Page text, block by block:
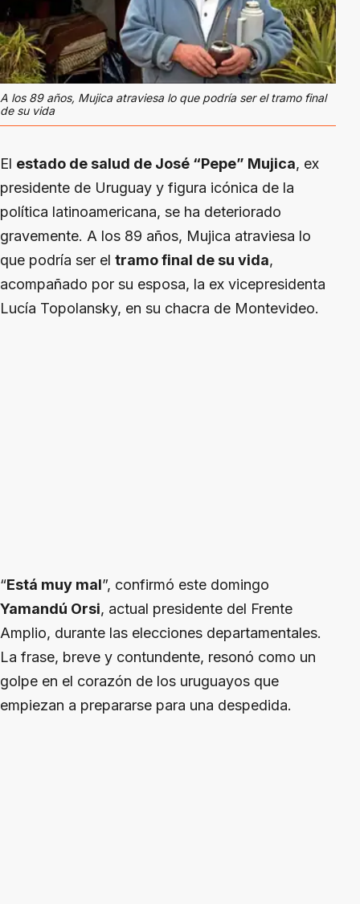
A los 89 años, Mujica atraviesa lo que podría ser el tramo final
de su vida
El estado de salud de José “Pepe” Mujica, ex
presidente de Uruguay y figura icónica de la
política latinoamericana, se ha deteriorado
gravemente. A los 89 años, Mujica atraviesa lo
que podría ser el tramo final de su vida,
acompañado por su esposa, la ex vicepresidenta
Lucía Topolansky, en su chacra de Montevideo.
“Está muy mal”, confirmó este domingo
Yamandú Orsi, actual presidente del Frente
Amplio, durante las elecciones departamentales.
La frase, breve y contundente, resonó como un
golpe en el corazón de los uruguayos que
empiezan a prepararse para una despedida.